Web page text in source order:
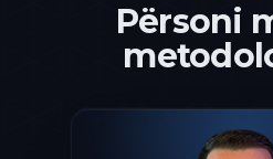
Përsoni